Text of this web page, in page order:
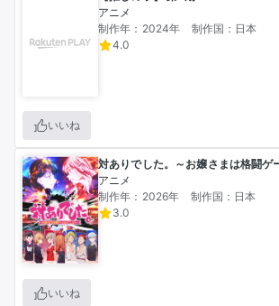
アニメ
制作年：2024年
制作国：日本
4.0
いいね
対ありでした。～お嬢さまは格闘ゲ
アニメ
制作年：2026年
制作国：日本
3.0
いいね